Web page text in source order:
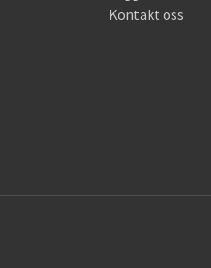
Kontakt oss